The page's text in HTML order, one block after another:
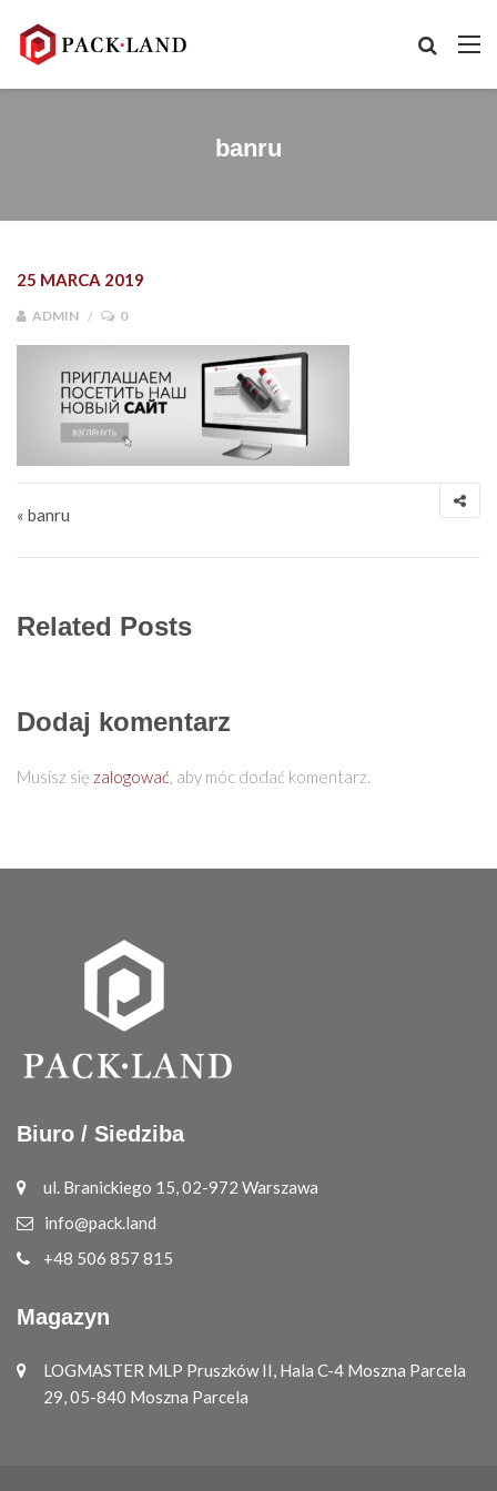
banru
25 MARCA 2019
ADMIN 0
« banru
Related Posts
Dodaj komentarz
Musisz się zalogować, aby móc dodać komentarz.
Biuro / Siedziba
ul. Branickiego 15, 02-972 Warszawa
info@pack.land
+48 506 857 815
Magazyn
LOGMASTER MLP Pruszków II, Hala C-4 Moszna Parcela
29, 05-840 Moszna Parcela